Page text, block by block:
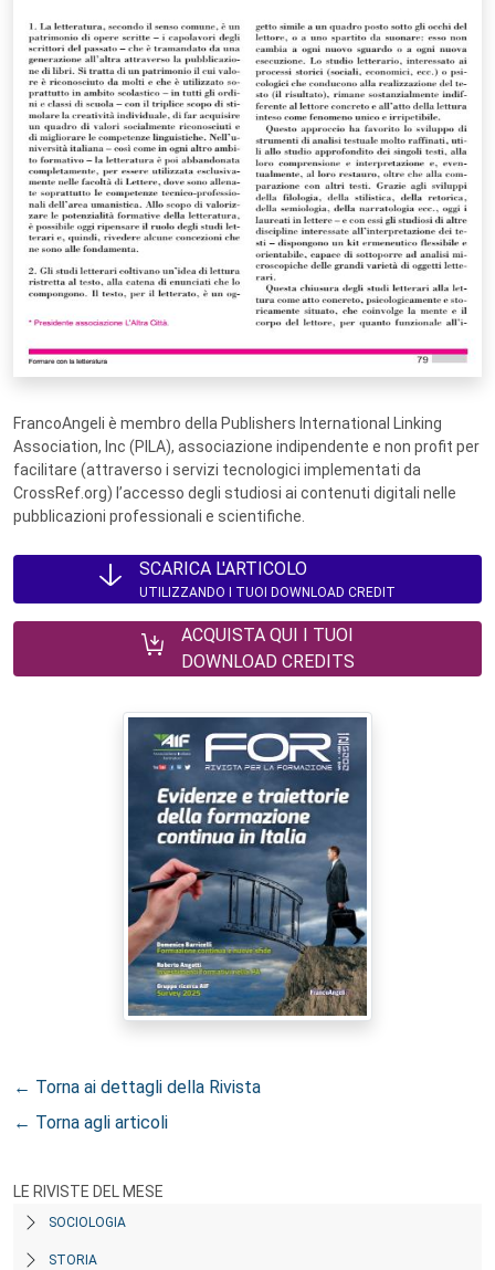
FrancoAngeli è membro della Publishers International Linking
Association, Inc (PILA), associazione indipendente e non profit per
facilitare (attraverso i servizi tecnologici implementati da
CrossRef.org) l’accesso degli studiosi ai contenuti digitali nelle
pubblicazioni professionali e scientifiche.
SCARICA L'ARTICOLO
UTILIZZANDO I TUOI DOWNLOAD CREDIT
ACQUISTA QUI I TUOI
DOWNLOAD CREDITS
← Torna ai dettagli della Rivista
← Torna agli articoli
LE RIVISTE DEL MESE
SOCIOLOGIA
STORIA